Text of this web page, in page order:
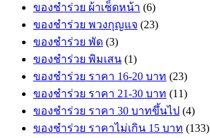
ของชำร่วย ผ้าเช็ดหน้า (6)
ของชำร่วย พวงกุญแจ (23)
ของชำร่วย พัด (3)
ของชำร่วย พิมเสน (1)
ของชำร่วย ราคา 16-20 บาท (23)
ของชำร่วย ราคา 21-30 บาท (11)
ของชำร่วย ราคา 30 บาทขึ้นไป (4)
ของชำร่วย ราคาไม่เกิน 15 บาท (133)